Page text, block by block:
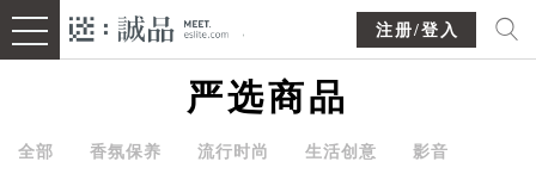
注册/登入
严选商品
全部 香氛保养 流行时尚 生活创意 影音